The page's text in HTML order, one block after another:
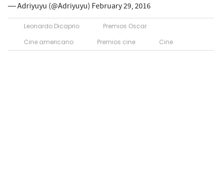
— Adriyuyu (@Adriyuyu) February 29, 2016
Leonardo Dicaprio
Premios Oscar
Cine americano
Premios cine Cine